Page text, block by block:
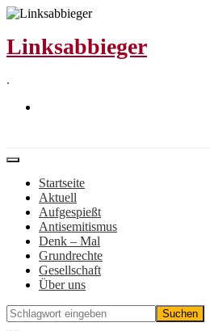
Zum
springen
Linksabbieger
.
Startseite
Aktuell
Aufgespießt
Antisemitismus
Denk – Mal
Grundrechte
Gesellschaft
Über uns